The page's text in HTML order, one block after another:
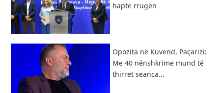
hapte rrugën
Opozita në Kuvend, Paçarizi:
Me 40 nënshkrime mund të
thirret seanca...